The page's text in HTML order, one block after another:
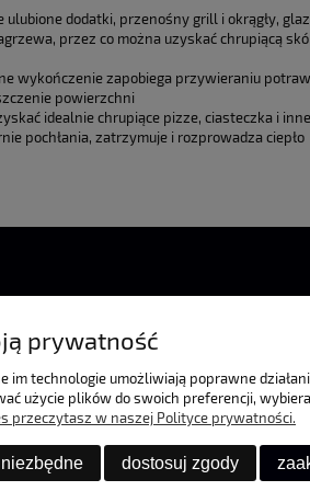
ulubione dodatki, przenośny grill i okrągły,
przez co można uzyskać chrupiącą
wykończenie zapobiega przywieraniu potraw
powierzchni
idealnie chrupiące pizze, ciasteczka i
pochłania, zatrzymuje i rozprowadza ciepło
Pomoc
Zwroty i reklamacje
Regulamin
Raty
prywatność
im technologie umożliwiają poprawne
użycie plików do swoich preferencji,
przeczytasz w naszej Polityce prywatności.
dostosuj zgody